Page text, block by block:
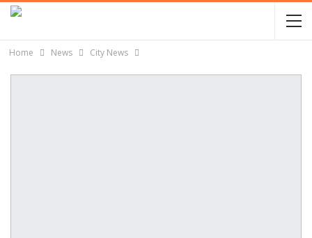
Home News City News